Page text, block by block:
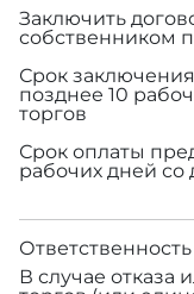
Заключить
собственником
Срок
позднее 10
торгов
Срок оплаты
рабочих дней со
Ответственность
В случае отказа